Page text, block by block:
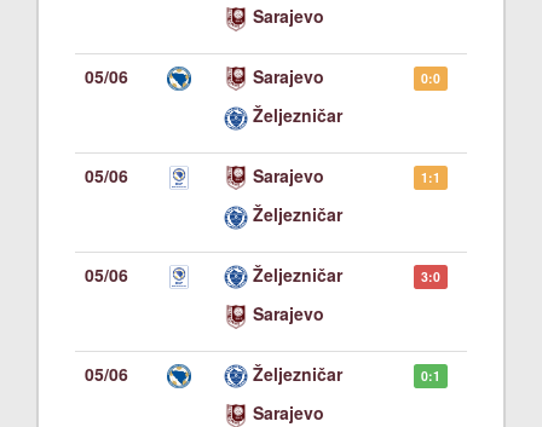
Sarajevo
05/06
Sarajevo
Željezničar
0:0
05/06
Sarajevo
Željezničar
1:1
05/06
Željezničar
Sarajevo
3:0
05/06
Željezničar
Sarajevo
0:1